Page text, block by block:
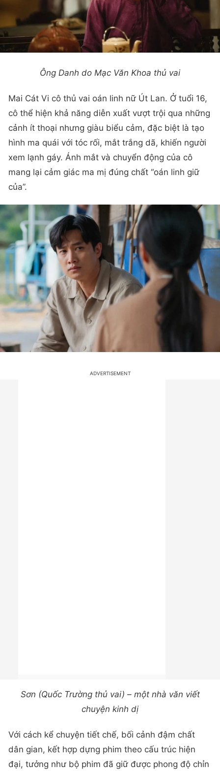
Ông Danh do Mạc Văn Khoa thủ vai
Mai Cát Vi cô thủ vai oán linh nữ Út Lan. Ở tuổi 16,
cô thể hiện khả năng diễn xuất vượt trội qua những
cảnh ít thoại nhưng giàu biểu cảm, đặc biệt là tạo
hình ma quái với tóc rối, mắt trắng dã, khiến người
xem lạnh gáy. Ánh mắt và chuyển động của cô
mang lại cảm giác ma mị đúng chất “oán linh giữ
của”.
Sơn (Quốc Trường thủ vai) – một nhà văn viết
chuyện kinh dị
Với cách kể chuyện tiết chế, bối cảnh đậm chất
dân gian, kết hợp dựng phim theo cấu trúc hiện
đại, tưởng như bộ phim đã giữ được phong độ chỉn